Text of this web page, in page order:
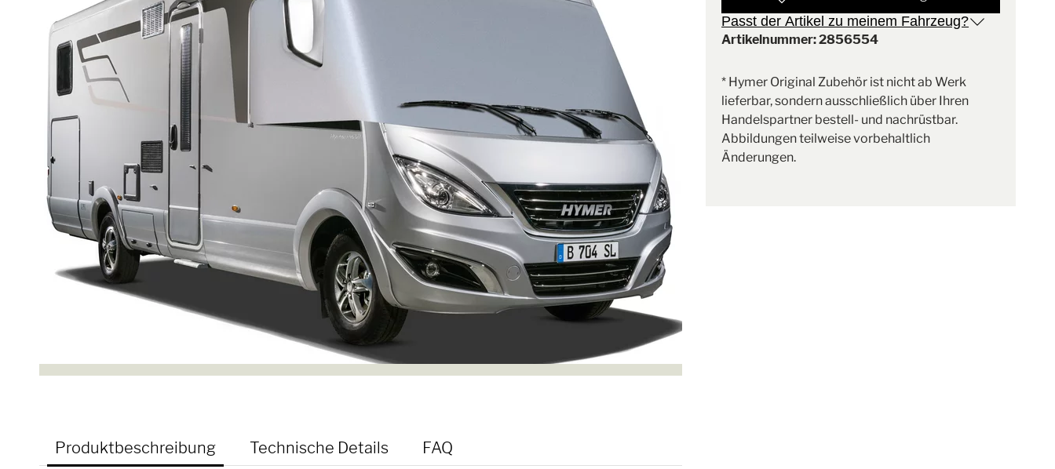
Produktbeschreibung Technische Details FAQ
Passt der Artikel zu meinem Fahrzeug?
Artikelnummer: 2856554
* Hymer Original Zubehör ist nicht ab Werk
lieferbar, sondern ausschließlich über Ihren
Handelspartner bestell- und nachrüstbar.
Abbildungen teilweise vorbehaltlich
Änderungen.